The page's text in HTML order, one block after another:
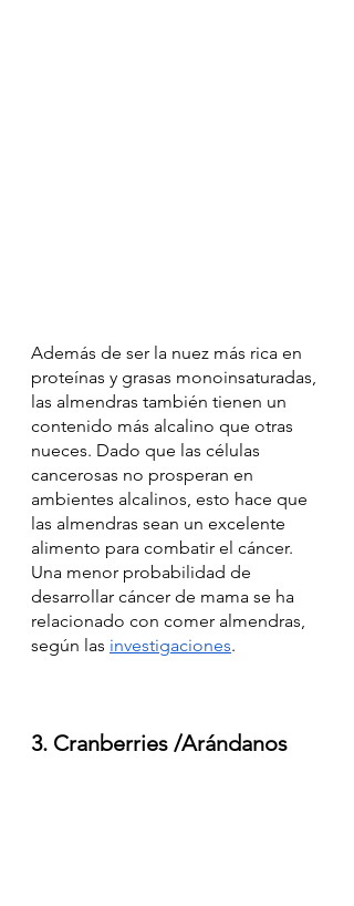
Además de ser la nuez más rica en
proteínas y grasas monoinsaturadas,
las almendras también tienen un
contenido más alcalino que otras
nueces. Dado que las células
cancerosas no prosperan en
ambientes alcalinos, esto hace que
las almendras sean un excelente
alimento para combatir el cáncer.
Una menor probabilidad de
desarrollar cáncer de mama se ha
relacionado con comer almendras,
según las investigaciones.
3. Cranberries /Arándanos